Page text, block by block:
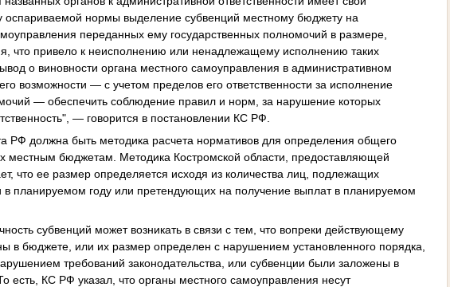
оспариваемой нормы выделение субвенций местному бюджету на
переданных ему государственных полномочий в размере,
что привело к неисполнению или ненадлежащему исполнению таких
о виновности органа местного самоуправления в административном
возможности — с учетом пределов его ответственности за исполнение
— обеспечить соблюдение правил и норм, за нарушение которых
— говорится в постановлении КС РФ.
РФ должна быть методика расчета нормативов для определения общего
местным бюджетам. Методика Костромской области, предоставляющей
что ее размер определяется исходя из количества лиц, подлежащих
планируемом году или претендующих на получение выплат в планируемом
субвенций может возникать в связи с тем, что вопреки действующему
в бюджете, или их размер определен с нарушением установленного порядка,
требований законодательства, или субвенции были заложены в
КС РФ указал, что органы местного самоуправления несут